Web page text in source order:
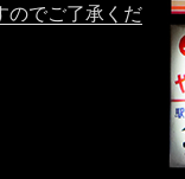
のでご了承くだ